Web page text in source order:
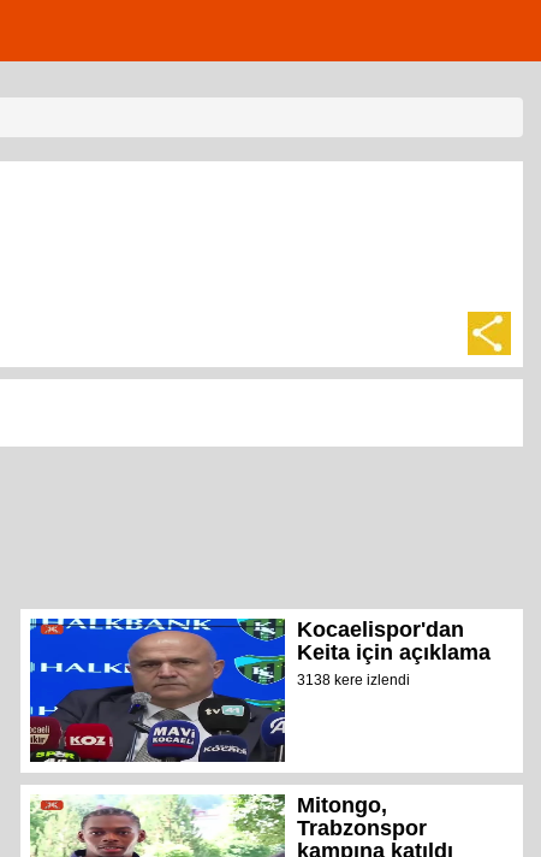
Kocaelispor'dan
Keita için açıklama
3138 kere izlendi
Mitongo,
Trabzonspor
kampına katıldı